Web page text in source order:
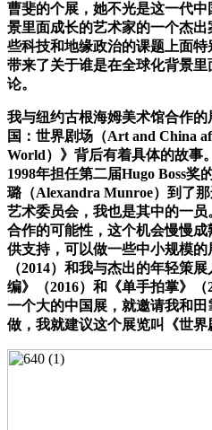
曹斐的个展，她不光是这一代
景里面成长的艺术家的一个杰
些科技和地缘政治的课题上面
带来了关于谁是在全球化背景
论。
我与纽约古根海姆美术馆合作的
国：世界剧场（Art and China
World）》背后有着具体的故事
1998年担任第二届Hugo Boss奖
璐（Alexandra Munroe）到了
艺术委员会，我也是其中的一
合作的可能性，这个机会慢慢
供支持，可以做一些中小规模
（2014）和我与杰出的年轻策
编》（2016）和《单手拍掌》
一个大的中国展，就邀请我和
做，我就建议这个展览叫《世界